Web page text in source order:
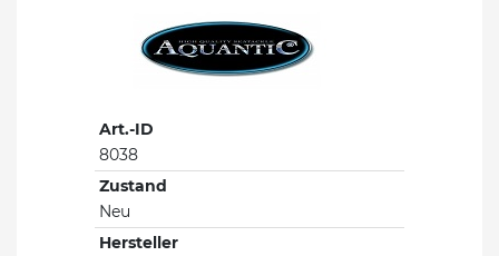
Art.-ID
8038
Zustand
Neu
Hersteller